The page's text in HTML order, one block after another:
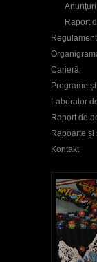
Raport
Carieră
Programe
Laborator
Raport de
Rapoarte și
Kontakt